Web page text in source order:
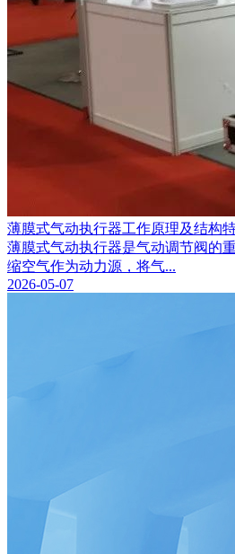
薄膜式气动执行器工作原理及结构
薄膜式气动执行器是气动调节阀的
缩空气作为动力源，将气...
2026-05-07